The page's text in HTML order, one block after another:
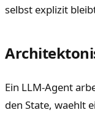
selbst explizit
Ein LLM-Agent
den State, waehlt